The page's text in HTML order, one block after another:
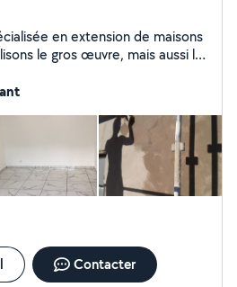
en extension de maisons
le gros œuvre, mais aussi le
"clés en mains" - Nous
/ couverture, ravalement de
d'intérieur
Contacter